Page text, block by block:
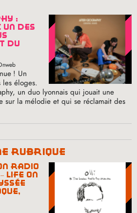
des
du
! Un
éloges.
un duo lyonnais qui jouait une
sur la mélodie et qui se réclamait des
rubrique
life on